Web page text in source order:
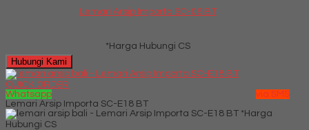
Lemari Arsip Importa SC-06 BT
*Harga Hubungi CS
Hubungi Kami
QUICK ORDER
Whatsapp
via SMS
Lemari Arsip Importa SC-E18 BT
*Harga
Hubungi CS